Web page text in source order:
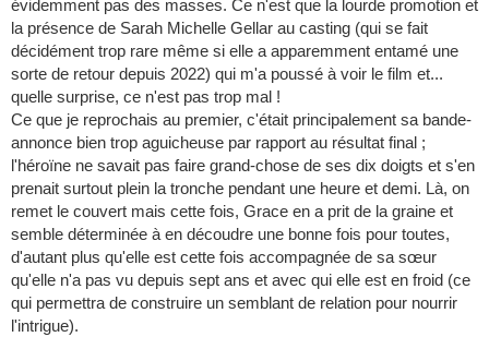
évidemment pas des masses. Ce n'est que la lourde promotion et
la présence de Sarah Michelle Gellar au casting (qui se fait
décidément trop rare même si elle a apparemment entamé une
sorte de retour depuis 2022) qui m'a poussé à voir le film et...
quelle surprise, ce n'est pas trop mal !
Ce que je reprochais au premier, c'était principalement sa bande-
annonce bien trop aguicheuse par rapport au résultat final ;
l'héroïne ne savait pas faire grand-chose de ses dix doigts et s'en
prenait surtout plein la tronche pendant une heure et demi. Là, on
remet le couvert mais cette fois, Grace en a prit de la graine et
semble déterminée à en découdre une bonne fois pour toutes,
d'autant plus qu'elle est cette fois accompagnée de sa sœur
qu'elle n'a pas vu depuis sept ans et avec qui elle est en froid (ce
qui permettra de construire un semblant de relation pour nourrir
l'intrigue).